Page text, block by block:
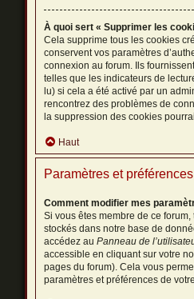
À quoi sert « Supprimer les
Cela supprime tous les cookies
conservent vos paramètres
connexion au forum. Ils
telles que les indicateurs de
lu) si cela a été activé par un
rencontrez des problèmes de
la suppression des cookies
Haut
Paramètres et
Comment modifier mes
Si vous êtes membre de ce
stockés dans notre base de
accédez auPanneau de
accessible en cliquant sur votre
pages du forum). Cela vous
paramètres et préférences de